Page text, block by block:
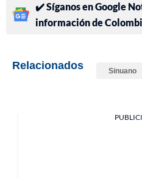
✔️ Síganos en Google
información de
Relacionados Sinuano